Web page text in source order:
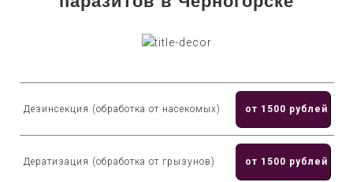
Дезинсекция (обработка от насекомых) от 1500 рублей
Дератизация (обработка от грызунов) от 1500 рублей